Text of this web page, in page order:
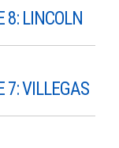
8: LINCOLN
7: VILLEGAS